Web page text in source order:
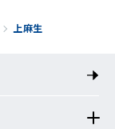
上麻生